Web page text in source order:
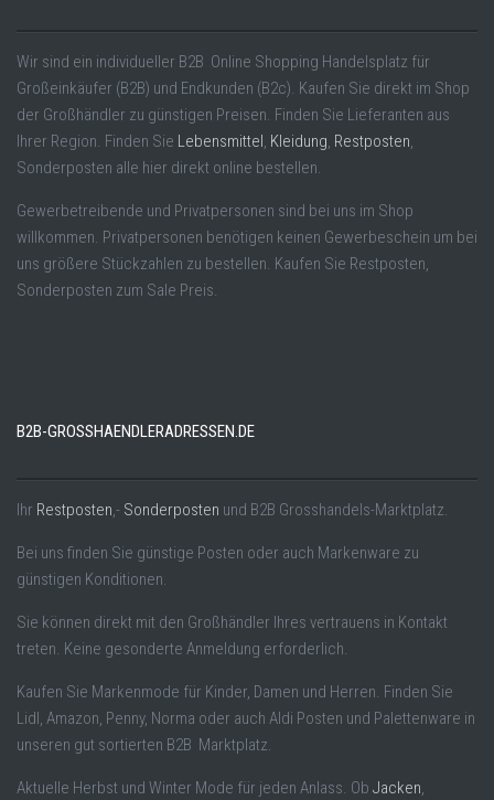
Wir sind ein individueller B2B Online Shopping Handelsplatz für
Großeinkäufer (B2B) und Endkunden (B2c). Kaufen Sie direkt im Shop
der Großhändler zu günstigen Preisen. Finden Sie Lieferanten aus
Ihrer Region. Finden Sie Lebensmittel , Kleidung, Restposten,
Sonderposten alle hier direkt online bestellen.
Gewerbetreibende und Privatpersonen sind bei uns im Shop
willkommen. Privatpersonen benötigen keinen Gewerbeschein um bei
uns größere Stückzahlen zu bestellen. Kaufen Sie Restposten,
Sonderposten zum Sale Preis.
B2B-GROSSHAENDLERADRESSEN.DE
Ihr Restposten,- Sonderposten und B2B Grosshandels-Marktplatz.
Bei uns finden Sie günstige Posten oder auch Markenware zu
günstigen Konditionen.
Sie können direkt mit den Großhändler Ihres vertrauens in Kontakt
treten. Keine gesonderte Anmeldung erforderlich.
Kaufen Sie Markenmode für Kinder, Damen und Herren. Finden Sie
Lidl, Amazon, Penny, Norma oder auch Aldi Posten und Palettenware in
unseren gut sortierten B2B Marktplatz.
Aktuelle Herbst und Winter Mode für jeden Anlass. Ob Jacken,